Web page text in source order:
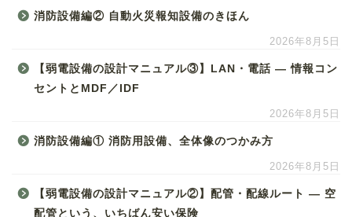
消防設備編② 自動火災報知設備のきほん
2026年8月5日
【弱電設備の設計マニュアル③】LAN・電話 ― 情報コン
セントとMDF／IDF
2026年8月5日
消防設備編① 消防用設備、全体像のつかみ方
2026年8月5日
【弱電設備の設計マニュアル②】配管・配線ルート ― 空
配管という、いちばん安い保険